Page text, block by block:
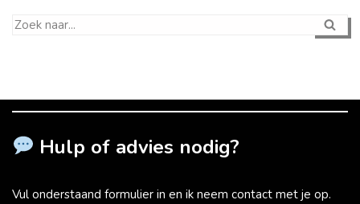
Hulp of advies nodig?
Vul onderstaand formulier in en ik neem contact met je op.